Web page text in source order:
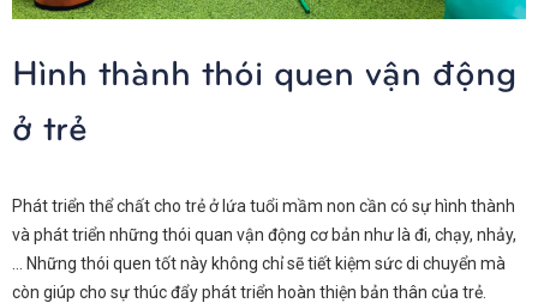
Hình thành thói quen vận động
ở trẻ
Phát triển thể chất cho trẻ ở lứa tuổi mầm non cần có sự hình thành
và phát triển những thói quan vận động cơ bản như là đi, chạy, nhảy,
… Những thói quen tốt này không chỉ sẽ tiết kiệm sức di chuyển mà
còn giúp cho sự thúc đẩy phát triển hoàn thiện bản thân của trẻ.